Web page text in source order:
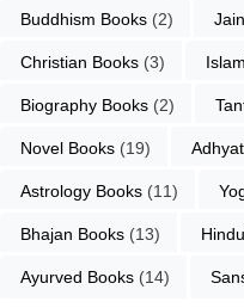
Buddhism Books (2)
Christian Books (3)
Biography Books (2)
Novel Books (19)
Astrology Books (11)
Bhajan Books (13)
Ayurved Books (14)